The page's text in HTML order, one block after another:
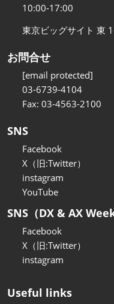
10:00-17:00
東京ビッグサイト 東
お問合せ
[email protected]
03-6739-4104
Fax: 03-4563-2100
SNS
Facebook
X（旧:Twitter）
instagram
YouTube
SNS（DX & AX Week
Facebook
X（旧:Twitter）
instagram
Useful links